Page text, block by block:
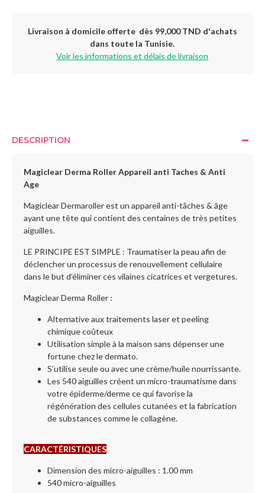
Livraison à domicile offerte dès 99,000 TND d'achats
dans toute la Tunisie.
Voir les informations et délais de livraison
DESCRIPTION
Magiclear Derma Roller Appareil anti Taches & Anti
Age
Magiclear Dermaroller est un appareil anti-tâches & âge
ayant une tête qui contient des centaines de très petites
aiguilles.
LE PRINCIPE EST SIMPLE : Traumatiser la peau afin de
déclencher un processus de renouvellement cellulaire
dans le but d’éliminer ces vilaines cicatrices et vergetures.
Magiclear Derma Roller :
Alternative aux traitements laser et peeling
chimique coûteux
Utilisation simple à la maison sans dépenser une
fortune chez le dermato.
S’utilise seule ou avec une crème/huile nourrissante.
Les 540 aiguilles créent un micro-traumatisme dans
votre épiderme/derme ce qui favorise la
régénération des cellules cutanées et la fabrication
de substances comme le collagène.
CARACTÉRISTIQUES
Dimension des micro-aiguilles : 1.00 mm
540 micro-aiguilles